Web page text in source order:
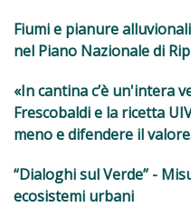
Fiumi e pianure
nel Piano Nazionale di
«In cantina c’è un'intera
Frescobaldi e la ricetta
meno e difendere il
“Dialoghi sul Verde” -
ecosistemi urbani